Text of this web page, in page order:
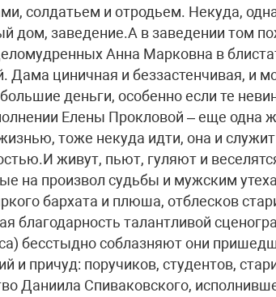
солдатьем и отродьем. Некуда,
дом, заведение.А в заведении том
Анна Марковна в
Дама циничная и беззастенчивая, и
деньги, особенно если те
Елены Прокловой – еще одна
тоже некуда идти, она и
живут, пьют, гуляют и
на произвол судьбы и мужским
бархата и плюша, отблесков
благодарность талантливой
бесстыдно соблазняют они
и причуд: поручиков, студентов,
Даниила Спиваковского,